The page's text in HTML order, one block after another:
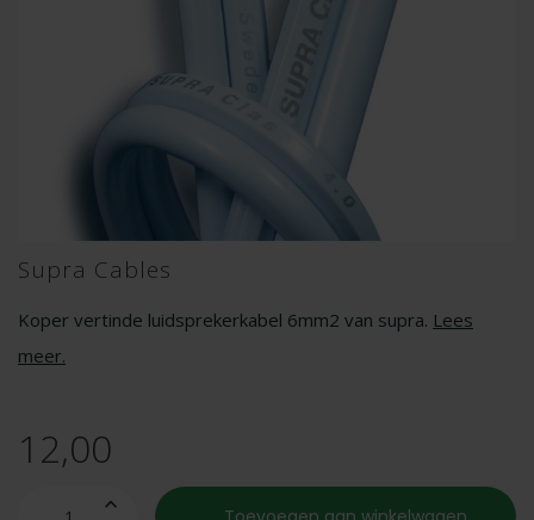
Supra Cables
Koper vertinde luidsprekerkabel 6mm2 van supra. Lees
meer.
12,00